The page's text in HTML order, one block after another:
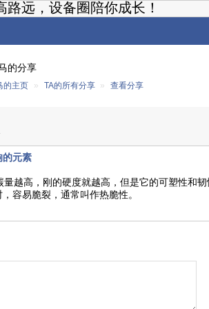
远，设备圈陪你成长！
的分享
的主页 » TA的所有分享 » 查看分享
的元素
量越高，刚的硬度就越高，但是它的可塑性和
容易脆裂，通常叫作热脆性。